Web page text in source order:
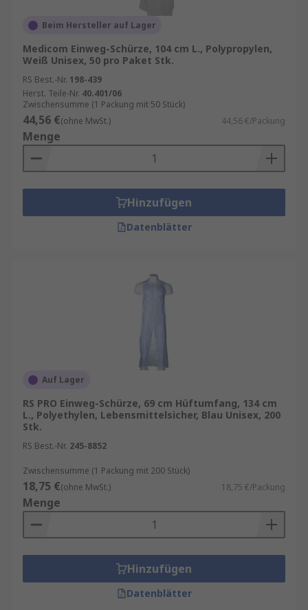
Beim Hersteller auf Lager
Medicom Einweg-Schürze, 104 cm L., Polypropylen,
Weiß Unisex, 50 pro Paket Stk.
RS Best.-Nr. 198-439
Herst. Teile-Nr. 40.401/06
Zwischensumme (1 Packung mit 50 Stück)
44,56 €(ohne MwSt.) 44,56 €/Packung
Menge
Hinzufügen
Datenblätter
Auf Lager
RS PRO Einweg-Schürze, 69 cm Hüftumfang, 134 cm
L., Polyethylen, Lebensmittelsicher, Blau Unisex, 200
Stk.
RS Best.-Nr. 245-8852
Zwischensumme (1 Packung mit 200 Stück)
18,75 €(ohne MwSt.) 18,75 €/Packung
Menge
Hinzufügen
Datenblätter